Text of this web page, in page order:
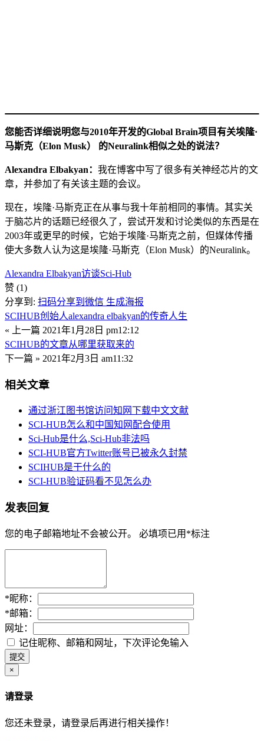
您能否详细说明您与2010年开发的Global Brain项目有关埃隆·
马斯克（Elon Musk） 的Neuralink相似之处的说法？
Alexandra Elbakyan： 我在博客中写了很多有关神经芯片的文
章，并参加了有关该主题的会议。
现在，埃隆·马斯克正在从事与我十年前相同的事情。其实关
于脑芯片的话题已经很久了，尝试开发和讨论类似的东西是在
2003年或更早的时候，它始于埃隆·马斯克之前，但媒体传播
使大多数人认为这是埃隆·马斯克（Elon Musk）的Neuralink。
Alexandra Elbakyan访谈Sci-Hub
赞 (1)
分享到: 扫码分享到微信 生成海报
SCIHUB创始人alexandra elbakyan的传奇人生
« 上一篇 2021年1月28日 pm12:12
SCIHUB的文章从哪里获取来的
下一篇 » 2021年2月3日 am11:32
相关文章
通过浙江图书馆访问知网下载中文文献
SCI-HUB怎么和中国知网配合使用
Sci-Hub是什么,Sci-Hub非法吗
SCI-HUB官方Twitter账号已被永久封禁
SCIHUB是干什么的
SCI-HUB验证码看不见怎么办
发表回复
您的电子邮箱地址不会被公开。 必填项已用 *标注
*昵称：
*邮箱：
网址：
记住昵称、邮箱和网址，下次评论免输入
×
请登录
您还未登录，请登录后再进行相关操作！